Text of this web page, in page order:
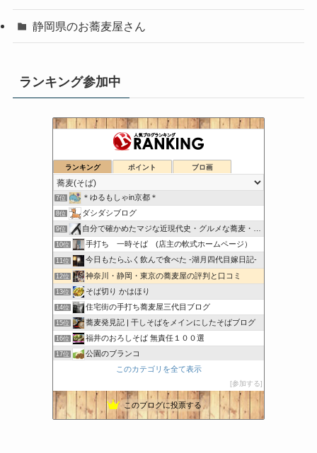
静岡県のお蕎麦屋さん
ランキング参加中
ランキング ポイント ブロ画
日刊『水と蕎麦 研究図鑑』
6位 こちら出石町 出石そばの「田中屋食品製造部」
7位 ＊ゆるもしゃin京都＊
8位 ダシダシブログ
9位 自分で確かめたマジな近現代史・グルメな蕎麦・キレイなお花さん
10位 手打ち 一時そば (店主の軟式ホームページ）
11位 今日もたらふく飲んで食べた -湖月四代目嫁日記-
12位 神奈川・静岡・東京の蕎麦屋の評判と口コミ
13位 そば切り かはほり
14位 住宅街の手打ち蕎麦屋三代目ブログ
15位 蕎麦発見記 | 干しそばをメインにしたそばブログ
16位 福井のおろしそば 無責任１００選
17位 公園のブランコ
茨城県大洗町手打ちそば常陸屋のブログ
このカテゴリを全て表示
参加する
このブログに投票する